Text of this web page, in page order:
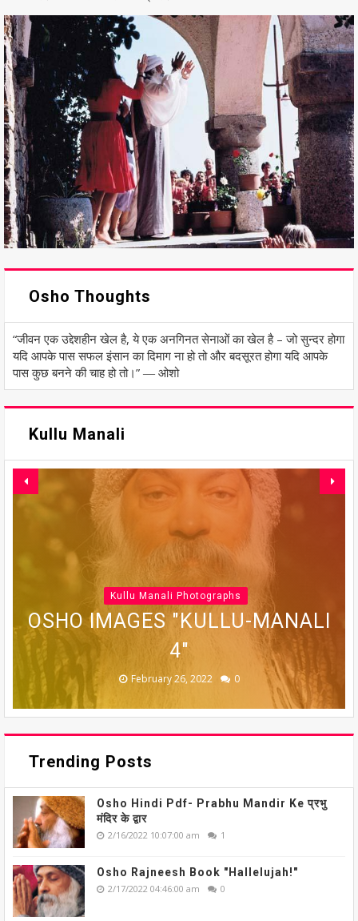
Osho Thoughts
“जीवन एक उद्देशहीन खेल है, ये एक अनगिनत सेनाओं का खेल है – जो सुन्दर होगा
यदि आपके पास सफल इंसान का दिमाग ना हो तो और बदसूरत होगा यदि आपके
पास कुछ बनने की चाह हो तो।” ― ओशो
Kullu Manali
OSHO IMAGES "KULLU-MANALI
5"
February 26, 2022 0
OSHO IMAGES "KULLU-MANALI
6"
February 26, 2022 0
OSHO IMAGES "KULLU-MANALI
7"
February 26, 2022 0
Kullu Manali Photographs
OSHO IMAGES "KULLU-MANALI
4"
February 26, 2022 0
OSHO IMAGES "KULLU-MANALI
3"
February 26, 2022 0
Trending Posts
Osho Hindi Pdf- Prabhu Mandir Ke प्रभु
मंदिर के द्वार
2/16/2022 10:07:00 am 1
Osho Rajneesh Book "Hallelujah!"
2/17/2022 04:46:00 am 0